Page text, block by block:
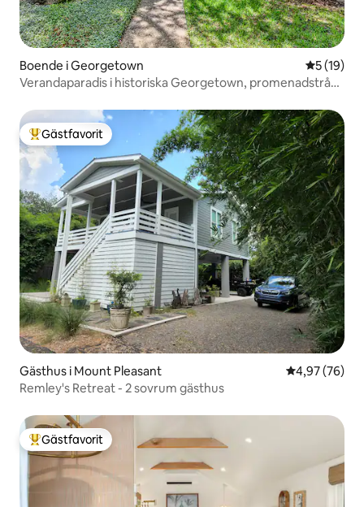
Boende i Georgetown 5 av 5 i
5 (19)
Verandaparadis i historiska Georgetown, promenadstråk
Populär gästfavorit
Gästfavorit
Gästhus i Mount Pleasant 4,97 av 5 i
4,97 (76)
Remley's Retreat - 2 sovrum gästhus
Populär gästfavorit
Gästfavorit